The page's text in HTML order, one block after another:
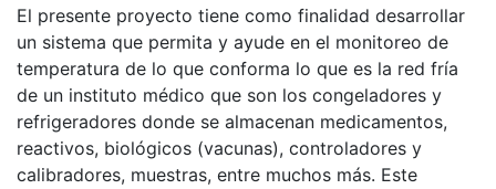
El presente proyecto tiene como finalidad desarrollar
un sistema que permita y ayude en el monitoreo de
temperatura de lo que conforma lo que es la red fría
de un instituto médico que son los congeladores y
refrigeradores donde se almacenan medicamentos,
reactivos, biológicos (vacunas), controladores y
calibradores, muestras, entre muchos más. Este